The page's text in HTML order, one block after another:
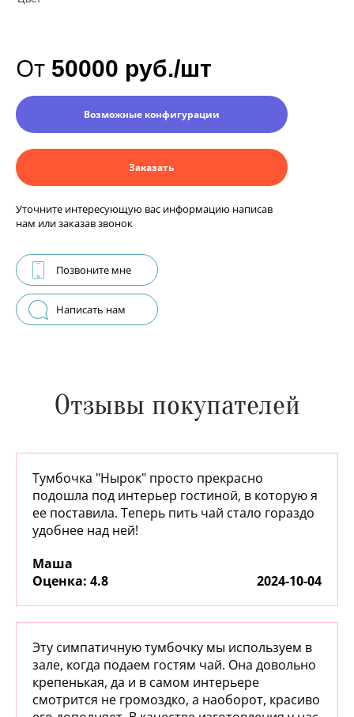
От 50000 руб./шт
Возможные конфигурации
Заказать
Уточните интересующую вас информацию написав
нам или заказав звонок
Позвоните мне
Написать нам
Отзывы покупателей
Тумбочка "Нырок" просто прекрасно
подошла под интерьер гостиной, в которую я
ее поставила. Теперь пить чай стало гораздо
удобнее над ней!
Маша
: 4.8 2024-10-04
Эту симпатичную тумбочку мы используем в
зале, когда подаем гостям чай. Она довольно
крепенькая, да и в самом интерьере
смотрится не громоздко, а наоборот, красиво